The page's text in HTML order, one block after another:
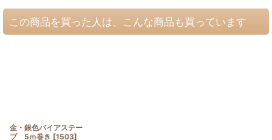
この商品を買った人は、こんな商品も買っています
金・銀色バイアステー
プ 5ｍ巻き [1503]